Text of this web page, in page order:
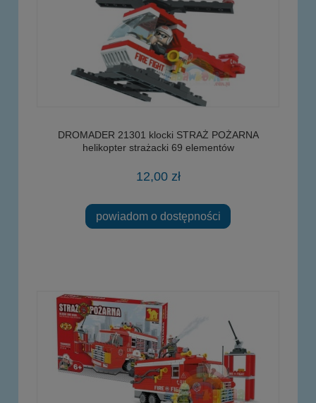
DROMADER 21301 klocki STRAŻ POŻARNA
helikopter strażacki 69 elementów
12,00 zł
powiadom o dostępności